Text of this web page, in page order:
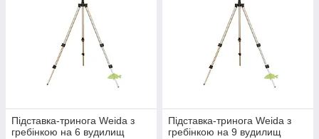
Підставка-тринога Weida з
гребінкою на 6 вудилищ
Підставка-тринога Weida з
гребінкою на 9 вудилищ